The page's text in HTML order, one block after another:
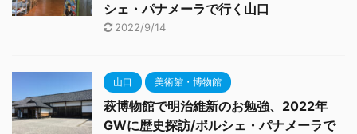
シェ・パナメーラで行く山口
2022/9/14
山口 美術館・博物館
萩博物館で明治維新のお勉強、2022年
GWに歴史探訪/ポルシェ・パナメーラで